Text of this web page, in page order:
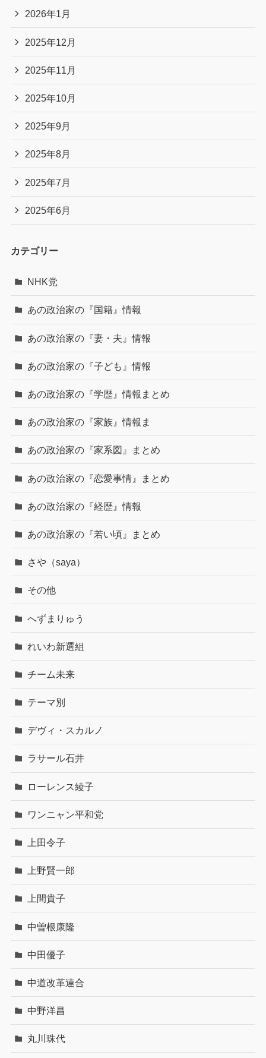
2026年1月
2025年12月
2025年11月
2025年10月
2025年9月
2025年8月
2025年7月
2025年6月
カテゴリー
NHK党
あの政治家の『国籍』情報
あの政治家の『妻・夫』情報
あの政治家の『子ども』情報
あの政治家の『学歴』情報まとめ
あの政治家の『家族』情報ま
あの政治家の『家系図』まとめ
あの政治家の『恋愛事情』まとめ
あの政治家の『経歴』情報
あの政治家の『若い頃』まとめ
さや（saya）
その他
へずまりゅう
れいわ新選組
チーム未来
テーマ別
デヴィ・スカルノ
ラサール石井
ローレンス綾子
ワンニャン平和党
上田令子
上野賢一郎
上間貴子
中曽根康隆
中田優子
中道改革連合
中野洋昌
丸川珠代